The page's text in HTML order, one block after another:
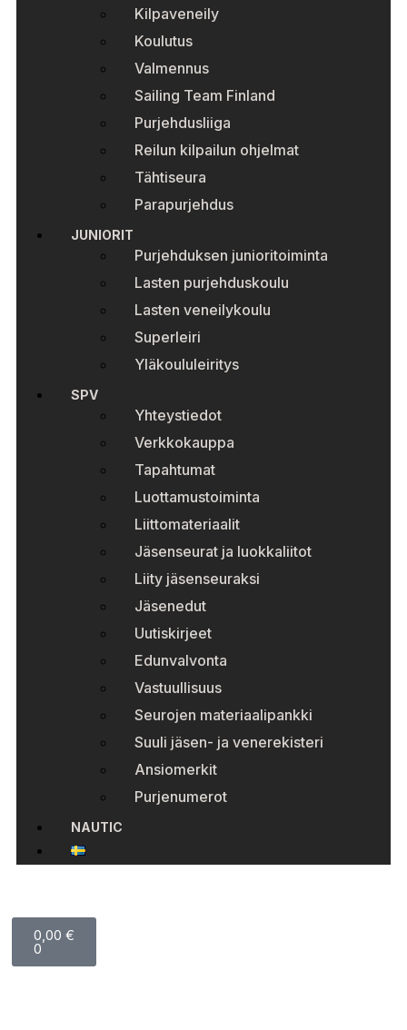
Kilpaveneily
Koulutus
Valmennus
Sailing Team Finland
Purjehdusliiga
Reilun kilpailun ohjelmat
Tähtiseura
Parapurjehdus
JUNIORIT
Purjehduksen junioritoiminta
Lasten purjehduskoulu
Lasten veneilykoulu
Superleiri
Yläkoululeiritys
SPV
Yhteystiedot
Verkkokauppa
Tapahtumat
Luottamustoiminta
Liittomateriaalit
Jäsenseurat ja luokkaliitot
Liity jäsenseuraksi
Jäsenedut
Uutiskirjeet
Edunvalvonta
Vastuullisuus
Seurojen materiaalipankki
Suuli jäsen- ja venerekisteri
Ansiomerkit
Purjenumerot
NAUTIC
0,00 €
0